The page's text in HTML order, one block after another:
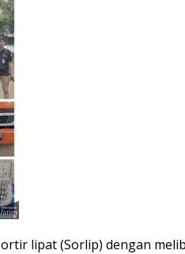
lipat (Sorlip) dengan